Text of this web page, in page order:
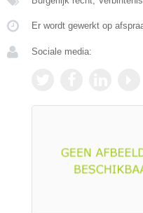
Er wordt gewerkt op
Sociale media: